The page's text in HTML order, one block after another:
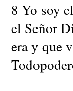
8 Yo soy
el Señor
era y que